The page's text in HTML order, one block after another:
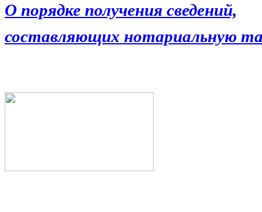
О порядке получения сведений,
составляющих нотариальную